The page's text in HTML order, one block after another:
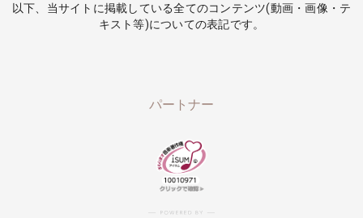
以下、当サイトに掲載している全てのコンテンツ(動画・画像・テ
キスト等)についての表記です。
パートナー